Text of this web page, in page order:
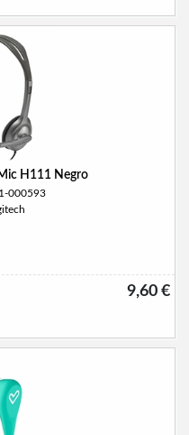
H111 Negro
000593
9,60 €